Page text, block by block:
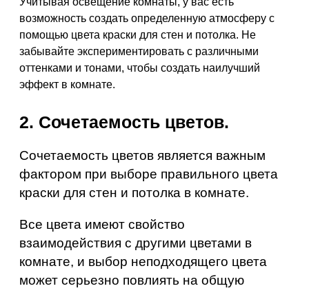
возможность создать определенную атмосферу с
помощью цвета краски для стен и потолка. Не
забывайте экспериментировать с различными
оттенками и тонами, чтобы создать наилучший
эффект в комнате.
2. Сочетаемость цветов.
Сочетаемость цветов является важным
фактором при выборе правильного цвета
краски для стен и потолка в комнате.
Все цвета имеют свойство
взаимодействия с другими цветами в
комнате, и выбор неподходящего цвета
может серьезно повлиять на общую